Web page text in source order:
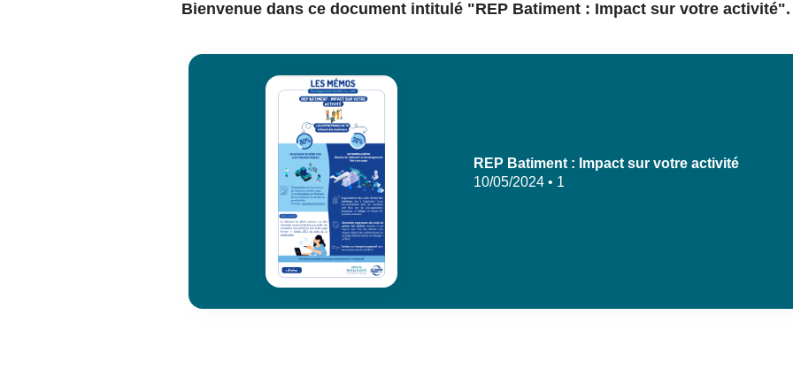
Bienvenue dans ce document intitulé "REP Batiment : Impact sur votre activité".
REP Batiment : Impact sur votre activité
10/05/2024 • 1